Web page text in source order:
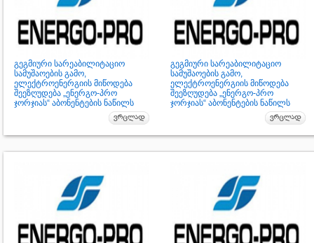
გეგმიური სარეაბილიტაციო
სამუშაოების გამო,
ელექტროენერგიის მიწოდება
შეეზღუდება „ენერგო-პრო
ჯორჯიას“ აბონენტების ნაწილს
გეგმიური სარეაბილიტაციო
სამუშაოების გამო,
ელექტროენერგიის მიწოდება
შეეზღუდება „ენერგო-პრო
ჯორჯიას“ აბონენტების ნაწილს